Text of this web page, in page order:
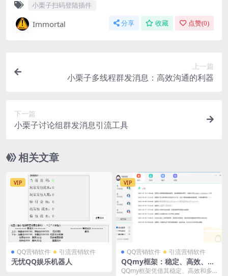
小栗子扫码登陆插件
Immortal 分享 收藏 点赞(0)
上一篇
小栗子多线程群发消息：高效沟通的利器
下一篇
小栗子讨论组群发消息引流工具
相关文章
VIP
QQ营销软件 引流营销软件
无忧QQ娱乐机器人
VIP
QQ营销软件 引流营销软件
QQmy框架：稳定、高效、多
功能的机器人框架
QQmy框架凭借其稳定、高效和多